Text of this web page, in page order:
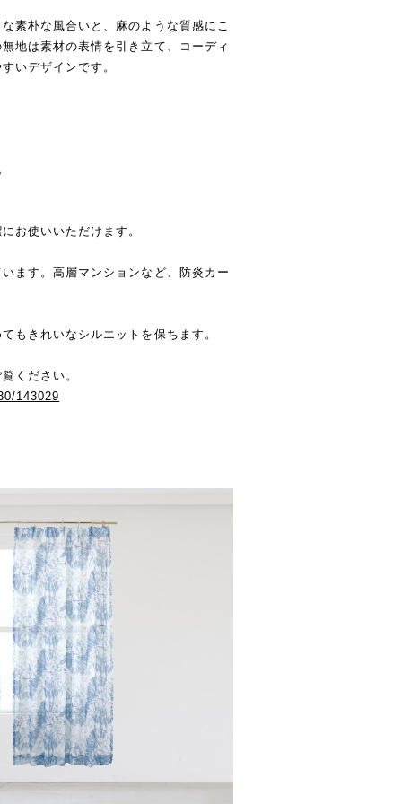
素朴な風合いと、麻のような質感にこ
地は素材の表情を引き立て、コーディ
いデザインです。
お使いいただけます。
ます。高層マンションなど、防炎カー
もきれいなシルエットを保ちます。
ください。
143029